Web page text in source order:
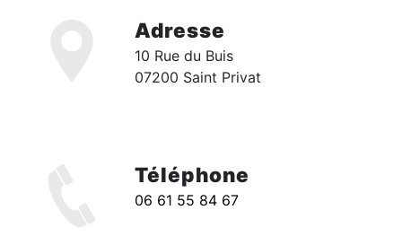
Adresse
10 Rue du Buis
07200 Saint Privat
Téléphone
06 61 55 84 67